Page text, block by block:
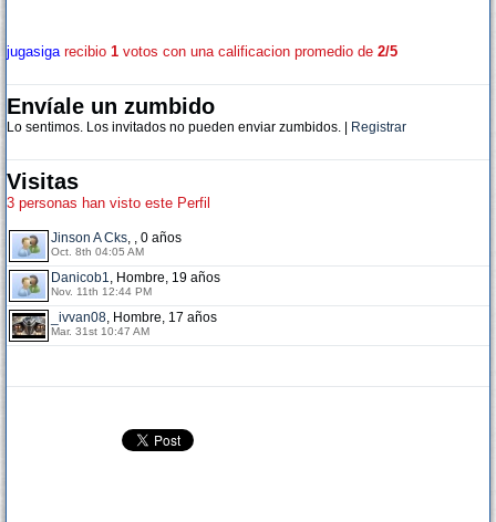
jugasigarecibio 1 votos con una calificacion promedio de 2/5
Envíale un zumbido
Lo sentimos. Los invitados no pueden enviar zumbidos. | Registrar
Visitas
3 personas han visto este Perfil
Jinson A Cks, , 0 años
Oct. 8th 04:05 AM
Danicob1, Hombre, 19 años
Nov. 11th 12:44 PM
_ivvan08, Hombre, 17 años
Mar. 31st 10:47 AM